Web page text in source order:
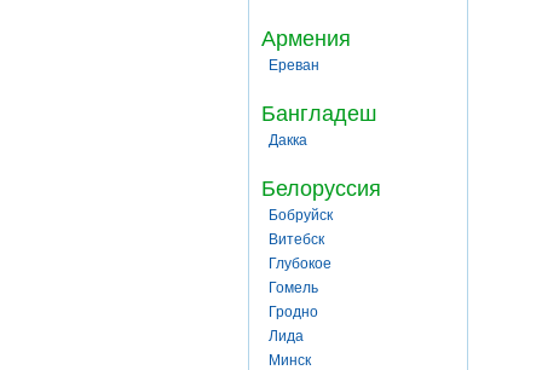
Армения
Ереван
Бангладеш
Дакка
Белоруссия
Бобруйск
Витебск
Глубокое
Гомель
Гродно
Лида
Минск